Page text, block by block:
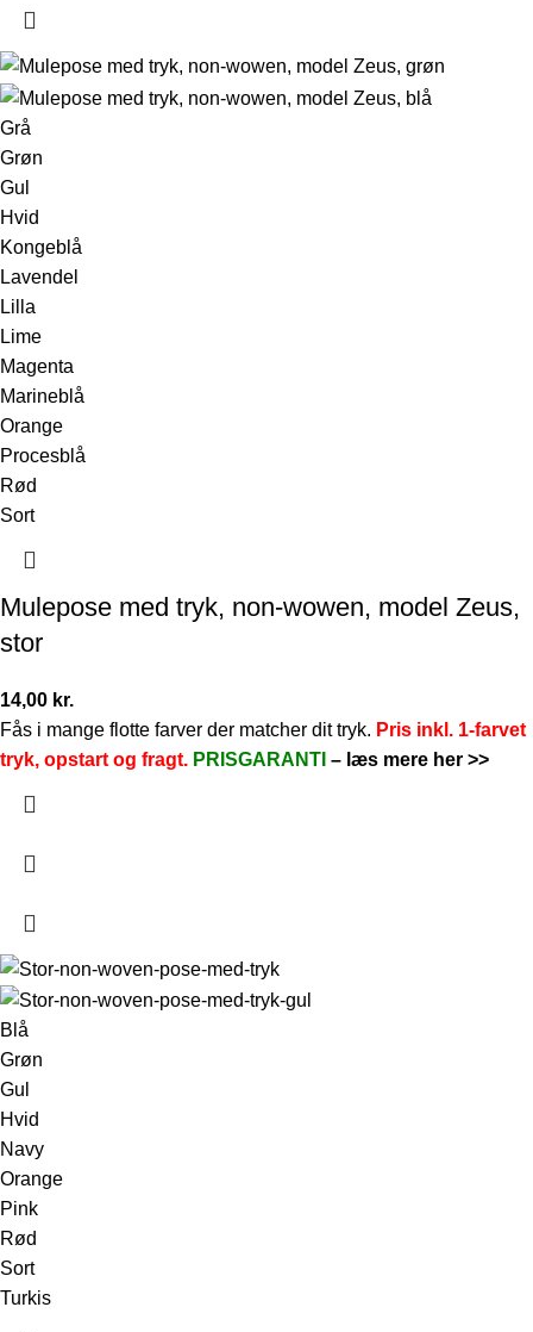
Grå
Grøn
Gul
Hvid
Kongeblå
Lavendel
Lilla
Lime
Magenta
Marineblå
Orange
Procesblå
Rød
Sort
Mulepose med tryk, non-wowen, model Zeus,
stor
14,00 kr.
Fås i mange flotte farver der matcher dit tryk. Pris inkl. 1-farvet
tryk, opstart og fragt. PRISGARANTI – læs mere her >>
Blå
Grøn
Gul
Hvid
Navy
Orange
Pink
Rød
Sort
Turkis